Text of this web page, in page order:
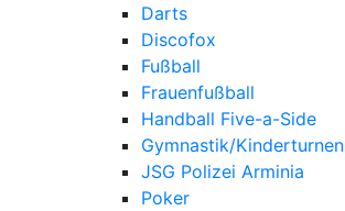
Darts
Discofox
Fußball
Frauenfußball
Handball Five-a-Side
Gymnastik/Kinderturnen
JSG Polizei Arminia
Poker